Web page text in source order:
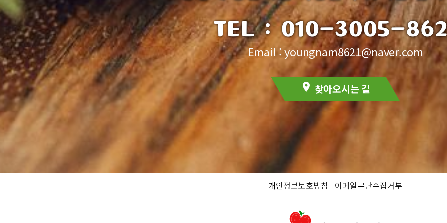
TEL :010-3005-
Email : youngnam8621@naver.com
location_on 찾아오시는 길
개인정보보호방침 이메일무단수집거부